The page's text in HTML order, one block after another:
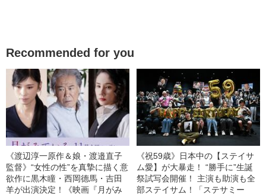
Recommended for you
《渡辺淳一原作＆娘・渡邉直子
監督》“女性の性”を真摯に描く意
欲作に黒木瞳・西岡德馬・吉田
羊が出演決定！《映画『月がみ
《祝59歳》日本中の【ステイサ
ム愛】が大暴走！ “勝手に”生誕
祭試写会開催！ 主演も助演も全
部ステイサム！「ステサミー